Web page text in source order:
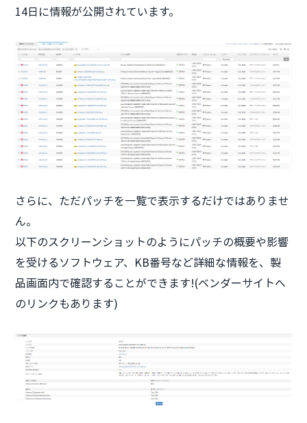
14日に情報が公開されています。
さらに、ただパッチを一覧で表示するだけではありませ
ん。
以下のスクリーンショットのようにパッチの概要や影響
を受けるソフトウェア、KB番号など詳細な情報を、製
品画面内で確認することができます!(ベンダーサイトへ
のリンクもあります)